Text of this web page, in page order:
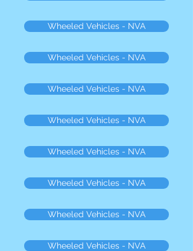
Wheeled Vehicles - NVA
Wheeled Vehicles - NVA
Wheeled Vehicles - NVA
Wheeled Vehicles - NVA
Wheeled Vehicles - NVA
Wheeled Vehicles - NVA
Wheeled Vehicles - NVA
Wheeled Vehicles - NVA